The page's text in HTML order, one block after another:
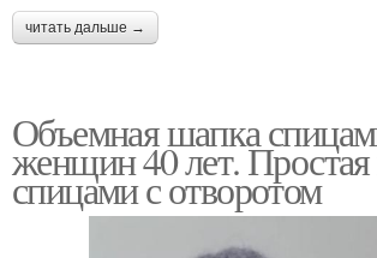
читать дальше →
Объемная шапка
женщин 40 лет.
спицами с отворотом